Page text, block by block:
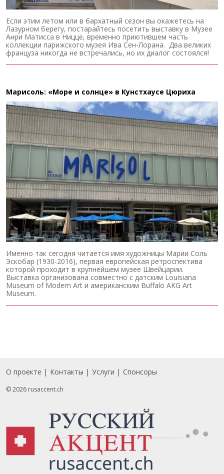
Если этим летом или в бархатный сезон вы окажетесь на
Лазурном берегу, постарайтесь посетить выставку в Музее
Анри Матисса в Ницце, временно приютившем часть
коллекции парижского музея Ива Сен-Лорана. Два великих
француза никогда не встречались, но их диалог состоялся!
Марисоль: «Море и солнце» в Кунстхаусе Цюриха
Именно так сегодня читается имя художницы Марии Соль
Эскобар (1930-2016), первая европейская ретроспектива
которой проходит в крупнейшем музее Швейцарии.
Выставка организована совместно с датским Louisiana
Museum of Modern Art и американским Buffalo AKG Art
Museum.
Footer
О проекте Контакты Услуги Спонсоры
© 2026 rusaccent.ch